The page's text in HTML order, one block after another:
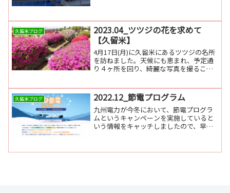
久留米ブログ
2023.04_ツツジの花を求めて
【久留米】
4月17日(月)に久留米にあるツツジの名所
を訪ねました。天候にも恵まれ、予定通
り４ヶ所を回り、綺麗な写真を撮ること
久留米ブログ 2022.12_節電プログラム
九州電力が今冬において、節電プログラ
ムというキャンペーンを実施していると
いう情報をキャッチしましたので、早速